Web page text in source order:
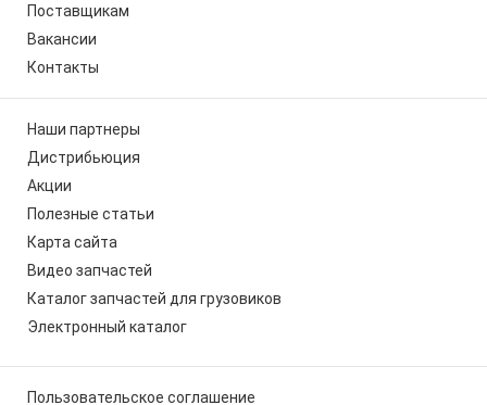
Поставщикам
Вакансии
Контакты
Наши партнеры
Дистрибьюция
Акции
Полезные статьи
Карта сайта
Видео запчастей
Каталог запчастей для грузовиков
Электронный каталог
Пользовательское соглашение